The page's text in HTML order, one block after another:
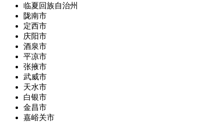
临夏回族自治州
陇南市
定西市
庆阳市
酒泉市
平凉市
张掖市
武威市
天水市
白银市
金昌市
嘉峪关市